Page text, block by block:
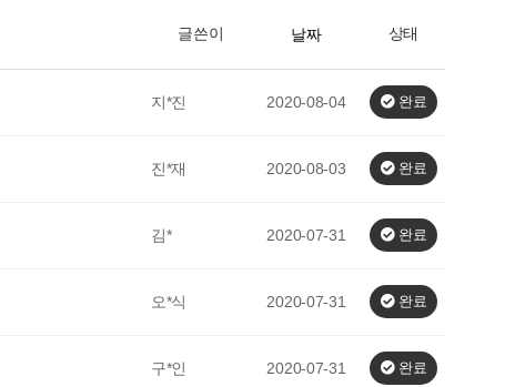
글쓴이 날짜 상태
지*진 2020-08-04 완료
진*재 2020-08-03 완료
김* 2020-07-31 완료
오*식 2020-07-31 완료
구*인 2020-07-31 완료